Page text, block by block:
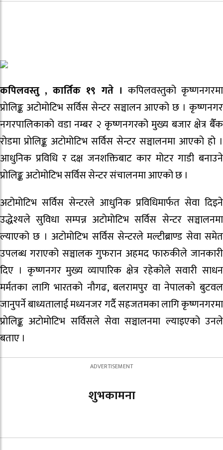
कपिलवस्तु , कार्तिक १९ गते । कपिलवस्तुको कृष्णनगरमा
प्राेलिङ्क अटोमोटिभ सर्विस सेन्टर सञ्चालन आएको छ । कृष्णनगर
नगरपालिकाको वडा नम्बर २ कृष्णनगरको मुख्य बजार क्षेत्र बैँक
रोडमा प्राेलिङ्क अटोमोटिभ सर्विस सेन्टर सञ्चालनमा आएको हो ।
आधुनिक प्रविधि र दक्ष जनशक्तिबाट कार मोटर गाडी बनाउने
प्रोलिङ्क अटाेमोटिभ सर्विस सेन्टर संचालनमा आएको छ ।
अटोमोटिभ सर्विस सेन्टरले आधुनिक प्रविधिमार्फत सेवा दिइने
उद्धेश्यले सुविधा सम्पन्न अटाेमाेटिभ सर्विस सेन्टर सञ्चालनमा
ल्याएको छ । अटोमोटिभ सर्विस सेन्टरले मल्टीब्राण्ड सेवा समेत
उपलब्ध गराएको सञ्चालक गुफरान अहमद फारुकीले जानकारी
दिए । कृष्णनगर मुख्य व्यापारिक क्षेत्र रहेकोले सवारी साधन
मर्मतका लागि भारतको नौगढ, बलरामपुर वा नेपालको बुटवल
जानुपर्ने बाध्यतालाई मध्यनजर गर्दै सहजतमका लागि कृष्णनगरमा
प्राेलिङ्क अटाेमाेटिभ सर्विसले सेवा सञ्चालनमा ल्याइएको उनले
बताए ।
शुभकामना